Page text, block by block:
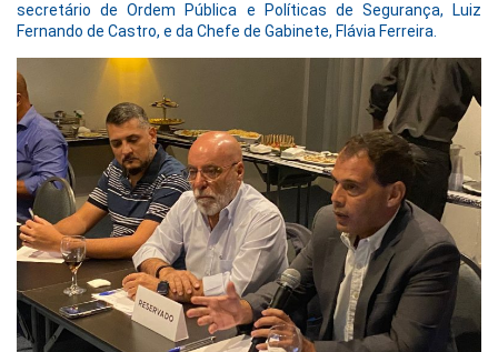
secretário de Ordem Pública e Políticas de Segurança, Luiz
Fernando de Castro, e da Chefe de Gabinete, Flávia Ferreira.